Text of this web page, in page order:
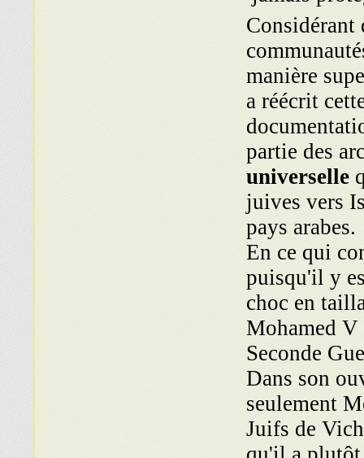
manière
a réécrit
partie des
universelle
juives vers
pays arabes.
En ce qui
puisqu'il y
choc en
Mohamed V
Seconde
Dans son
seulement
Juifs de